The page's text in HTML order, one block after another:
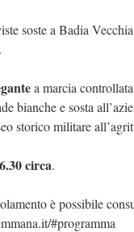
soste a Badia
a marcia
bianche e sosta
storico militare
circa.
è possibile
#programma